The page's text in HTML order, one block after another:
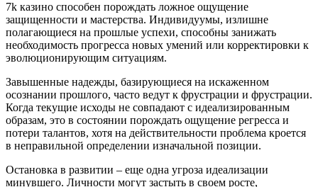
7k казино способен порождать ложное ощущение
защищенности и мастерства. Индивидуумы, излишне
полагающиеся на прошлые успехи, способны занижать
необходимость прогресса новых умений или корректировки к
эволюционирующим ситуациям.
Завышенные надежды, базирующиеся на искаженном
осознании прошлого, часто ведут к фрустрации и фрустрации.
Когда текущие исходы не совпадают с идеализированным
образам, это в состоянии порождать ощущение регресса и
потери талантов, хотя на действительности проблема кроется
в неправильной определении изначальной позиции.
Остановка в развитии – еще одна угроза идеализации
минувшего. Личности могут застыть в своем росте,